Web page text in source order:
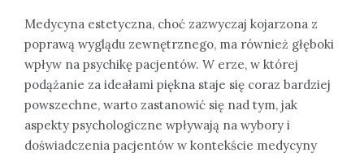
Medycyna estetyczna, choć zazwyczaj kojarzona z
poprawą wyglądu zewnętrznego, ma również głęboki
wpływ na psychikę pacjentów. W erze, w której
podążanie za ideałami piękna staje się coraz bardziej
powszechne, warto zastanowić się nad tym, jak
aspekty psychologiczne wpływają na wybory i
doświadczenia pacjentów w kontekście medycyny